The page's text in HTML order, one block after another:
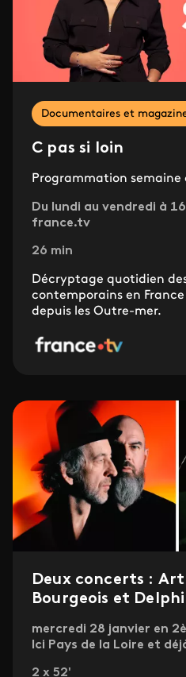
Documentaires et
C pas si loin
Programmation semaine
Du lundi au vendredi à
france.tv
26 min
Décryptage quotidien
contemporains en
depuis les Outre-mer.
Deux concerts :
Bourgeois et
mercredi 28 janvier en
Ici Pays de la Loire et
2 x 52'